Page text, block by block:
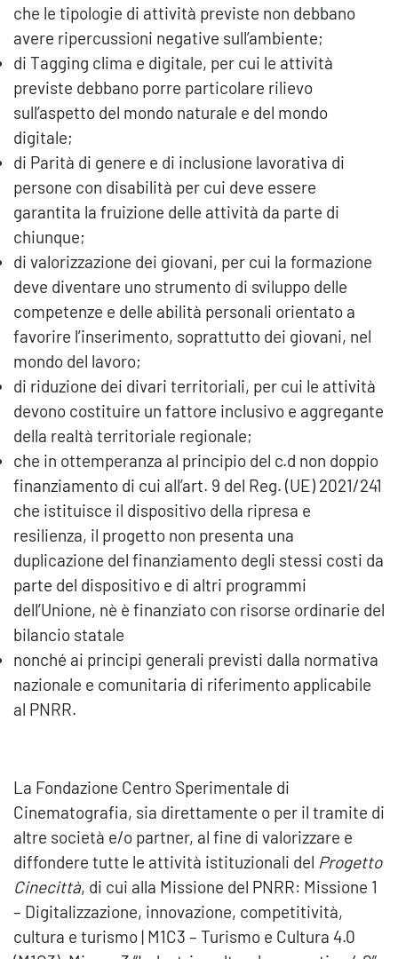
che le tipologie di attività previste non debbano
avere ripercussioni negative sull’ambiente;
di Tagging clima e digitale, per cui le attività
previste debbano porre particolare rilievo
sull’aspetto del mondo naturale e del mondo
digitale;
di Parità di genere e di inclusione lavorativa di
persone con disabilità per cui deve essere
garantita la fruizione delle attività da parte di
chiunque;
di valorizzazione dei giovani, per cui la formazione
deve diventare uno strumento di sviluppo delle
competenze e delle abilità personali orientato a
favorire l’inserimento, soprattutto dei giovani, nel
mondo del lavoro;
di riduzione dei divari territoriali, per cui le attività
devono costituire un fattore inclusivo e aggregante
della realtà territoriale regionale;
che in ottemperanza al principio del c.d non doppio
finanziamento di cui all’art. 9 del Reg. (UE) 2021/241
che istituisce il dispositivo della ripresa e
resilienza, il progetto non presenta una
duplicazione del finanziamento degli stessi costi da
parte del dispositivo e di altri programmi
dell’Unione, nè è finanziato con risorse ordinarie del
bilancio statale
nonché ai principi generali previsti dalla normativa
nazionale e comunitaria di riferimento applicabile
al PNRR.
La Fondazione Centro Sperimentale di
Cinematografia, sia direttamente o per il tramite di
altre società e/o partner, al fine di valorizzare e
diffondere tutte le attività istituzionali del Progetto
Cinecittà, di cui alla Missione del PNRR: Missione 1
– Digitalizzazione, innovazione, competitività,
cultura e turismo | M1C3 – Turismo e Cultura 4.0